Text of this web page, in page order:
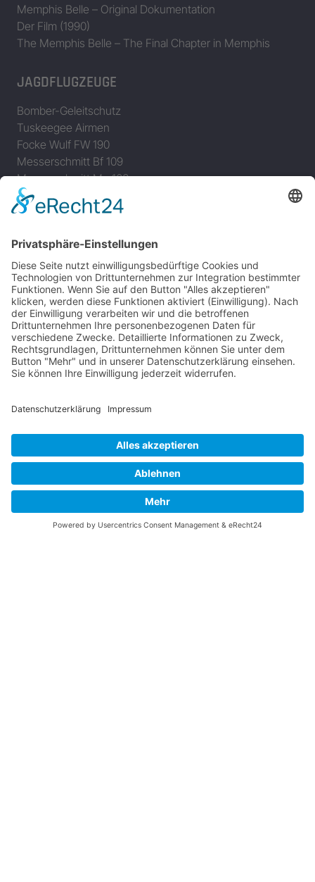
Memphis Belle – Original Dokumentation
Der Film (1990)
The Memphis Belle – The Final Chapter in Memphis
JAGDFLUGZEUGE
Bomber-Geleitschutz
Tuskeegee Airmen
Focke Wulf FW 190
Messerschmitt Bf 109
Messerschmitt Me 163
Messerschmitt Me 262
P-38 Lightning
P-51 Mustang
INFO
Über diese B-17 Webseite
Kontakt
Impressum
Datenschutzerklärung
B-17 Fan Store
Gefällt Ihnen diese Website über die B-17 Flying
Fortress? Ich könnte Ihnen helfen, die Informationen
zu finden, die Sie suchen? Ich würde mich sehr
freuen, wenn Sie meine Arbeit jetzt mitPayPal